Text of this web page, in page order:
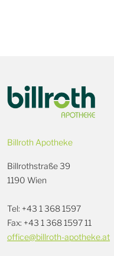
Billroth Apotheke
Billrothstraße 39
1190 Wien
Tel: +43 1 368 1597
Fax: +43 1 368 1597 11
office@billroth-apotheke.at